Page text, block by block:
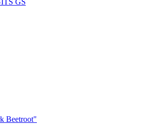
Beetroot"